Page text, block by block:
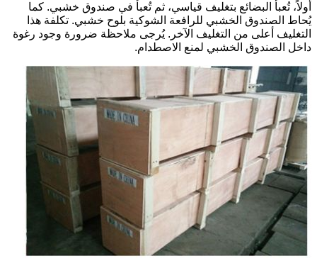
أولاً، تُعبأ البضائع بتغليف قياسي، ثم تُعبأ في صندوق خشبي. كما
يُحاط الصندوق الخشبي للرافعة الشوكية بلوح خشبي. تكلفة هذا
التغليف أعلى من التغليف الآخر. يُرجى ملاحظة ضرورة وجود رغوة
داخل الصندوق الخشبي لمنع الاصطدام.